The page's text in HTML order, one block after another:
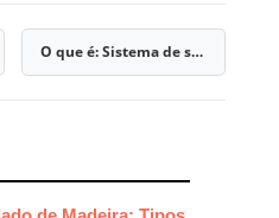
O que é: Sistema de segurança para piscinas